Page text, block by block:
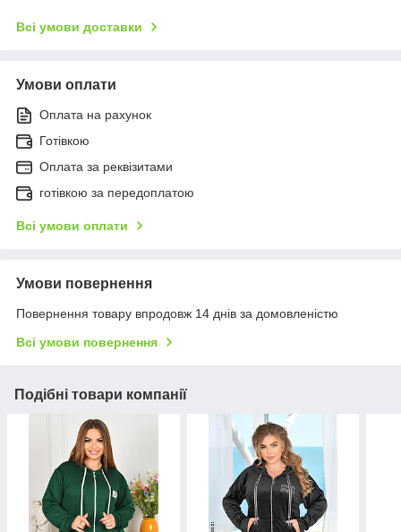
Всі умови доставки
Умови оплати
Оплата на рахунок
Готівкою
Оплата за реквізитами
готівкою за передоплатою
Всі умови оплати
Умови повернення
Повернення товару впродовж 14 днів за домовленістю
Всі умови повернення
Подібні товари компанії